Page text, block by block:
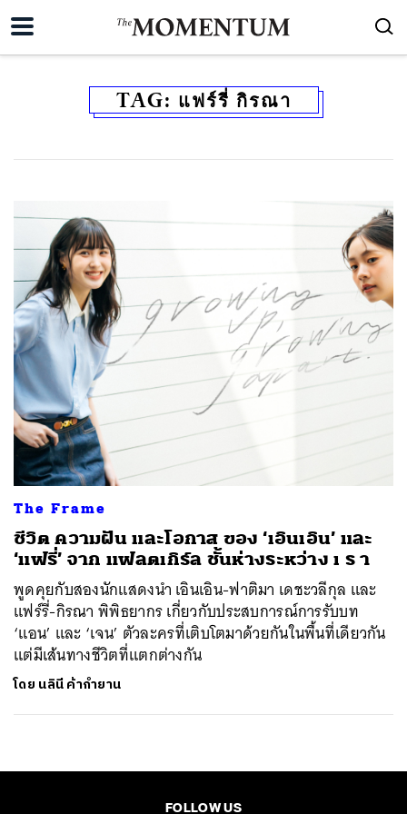
TAG: แฟร์รี่ กิรณา
The Frame
ชีวิต ความฝัน และโอกาส ของ ‘เอินเอิน’ และ
‘แฟรี่’ จาก แฟลตเกิร์ล ชั้นห่างระหว่าง เ ร า
พูดคุยกับสองนักแสดงนำ เอินเอิน-ฟาติมา เดชะวลีกุล และ
แฟร์รี่-กิรณา พิพิธยากร เกี่ยวกับประสบการณ์การรับบท
‘แอน’ และ ‘เจน’ ตัวละครที่เติบโตมาด้วยกันในพื้นที่เดียวกัน
แต่มีเส้นทางชีวิตที่แตกต่างกัน
โดย นลินี ค้ากำยาน
FOLLOW US
ค้นหา
SHARE TWEET LINE